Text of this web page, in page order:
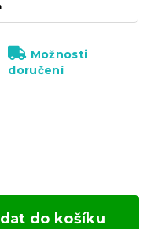
Možnosti
doručení
do košíku